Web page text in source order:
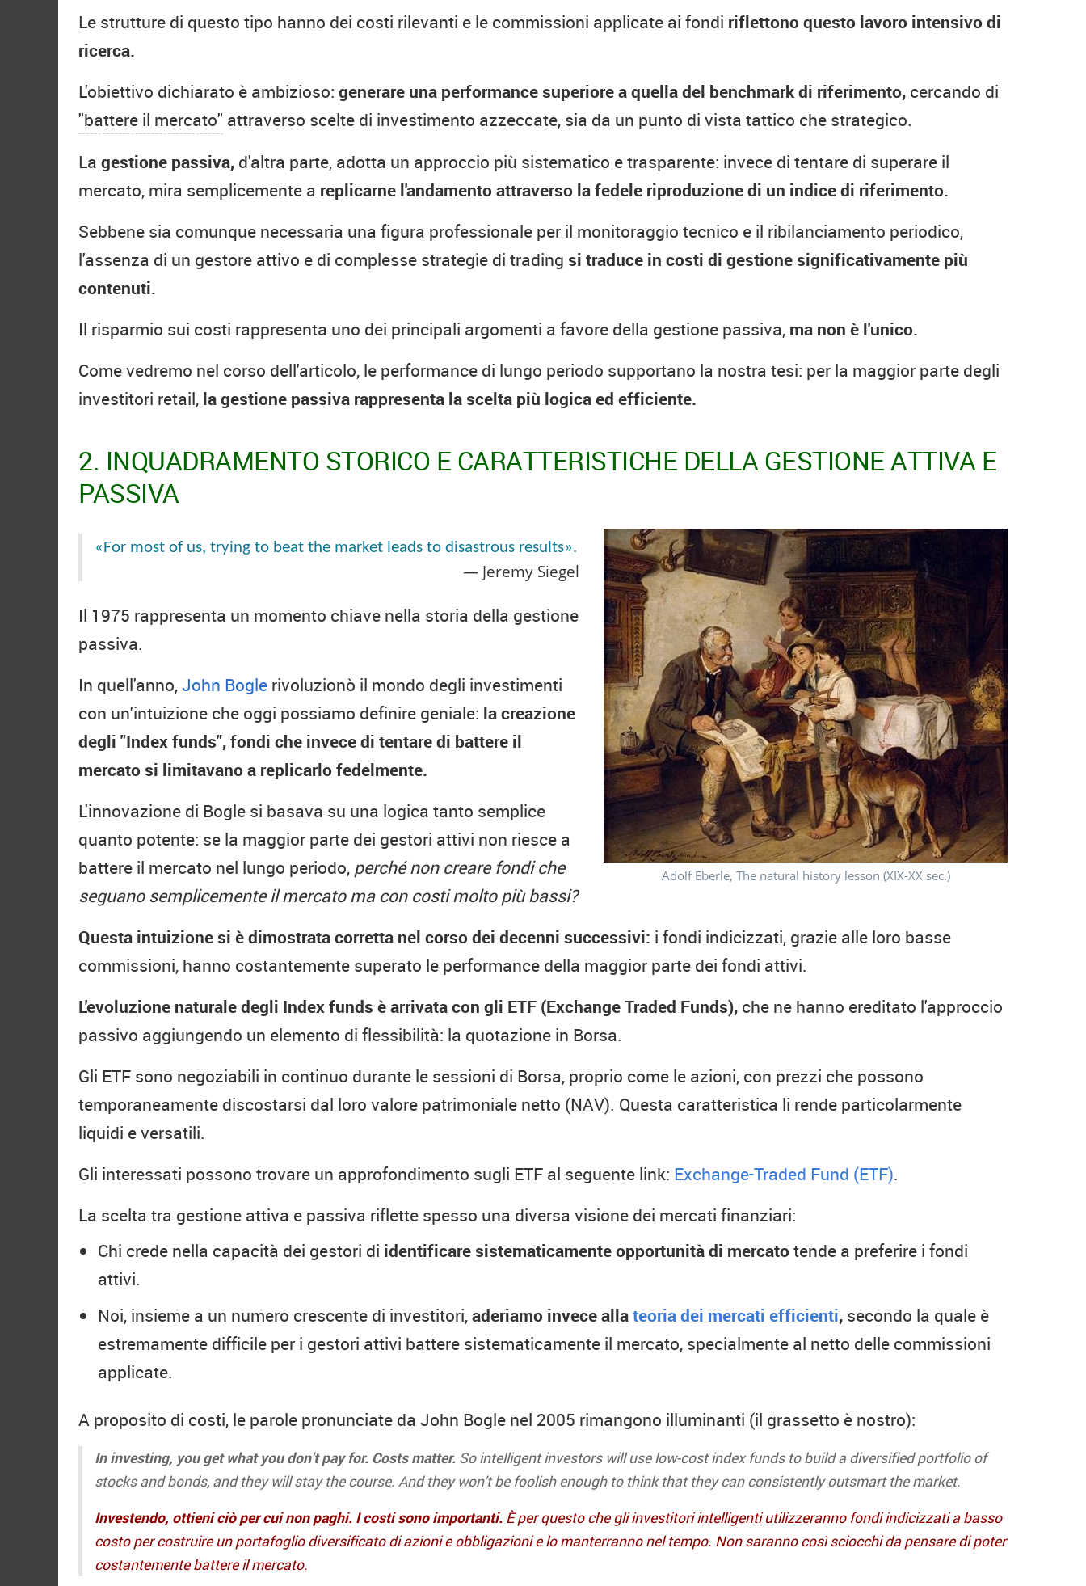
Le strutture di questo tipo hanno dei costi rilevanti e le commissioni applicate ai fondi riflettono questo lavoro intensivo di
ricerca.
L'obiettivo dichiarato è ambizioso: generare una performance superiore a quella del benchmark di riferimento, cercando di
"battere il mercato" attraverso scelte di investimento azzeccate, sia da un punto di vista tattico che strategico.
La gestione passiva, d'altra parte, adotta un approccio più sistematico e trasparente: invece di tentare di superare il
mercato, mira semplicemente a replicarne l'andamento attraverso la fedele riproduzione di un indice di riferimento.
Sebbene sia comunque necessaria una figura professionale per il monitoraggio tecnico e il ribilanciamento periodico,
l'assenza di un gestore attivo e di complesse strategie di trading si traduce in costi di gestione significativamente più
contenuti.
Il risparmio sui costi rappresenta uno dei principali argomenti a favore della gestione passiva, ma non è l'unico.
Come vedremo nel corso dell'articolo, le performance di lungo periodo supportano la nostra tesi: per la maggior parte degli
investitori retail, la gestione passiva rappresenta la scelta più logica ed efficiente.
2. INQUADRAMENTO STORICO E CARATTERISTICHE DELLA GESTIONE ATTIVA E
PASSIVA
Adolf Eberle, The natural history lesson (XIX-XX sec.)
«For most of us, trying to beat the market leads to disastrous results».
Jeremy Siegel
Il 1975 rappresenta un momento chiave nella storia della gestione
passiva.
In quell'anno,John Bogle rivoluzionò il mondo degli investimenti
con un'intuizione che oggi possiamo definire geniale: la creazione
degli "Index funds", fondi che invece di tentare di battere il
mercato si limitavano a replicarlo fedelmente.
L'innovazione di Bogle si basava su una logica tanto semplice
quanto potente: se la maggior parte dei gestori attivi non riesce a
battere il mercato nel lungo periodo, perché non creare fondi che
seguano semplicemente il mercato ma con costi molto più bassi?
Questa intuizione si è dimostrata corretta nel corso dei decenni successivi: i fondi indicizzati, grazie alle loro basse
commissioni, hanno costantemente superato le performance della maggior parte dei fondi attivi.
L'evoluzione naturale degli Index funds è arrivata con gli ETF (Exchange Traded Funds), che ne hanno ereditato l'approccio
passivo aggiungendo un elemento di flessibilità: la quotazione in Borsa.
Gli ETF sono negoziabili in continuo durante le sessioni di Borsa, proprio come le azioni, con prezzi che possono
temporaneamente discostarsi dal loro valore patrimoniale netto (NAV). Questa caratteristica li rende particolarmente
liquidi e versatili.
Gli interessati possono trovare un approfondimento sugli ETF al seguente link: Exchange-Traded Fund (ETF).
La scelta tra gestione attiva e passiva riflette spesso una diversa visione dei mercati finanziari:
Chi crede nella capacità dei gestori di identificare sistematicamente opportunità di mercatotende a preferire i fondi
attivi.
Noi, insieme a un numero crescente di investitori,aderiamo invece allateoria dei mercati efficienti, secondo la quale è
estremamente difficile per i gestori attivi battere sistematicamente il mercato, specialmente al netto delle commissioni
applicate.
A proposito di costi, le parole pronunciate da John Bogle nel 2005 rimangono illuminanti (il grassetto è nostro):
In investing, you get what you don't pay for. Costs matter. So intelligent investors will use low-cost index funds to build a diversified portfolio of
stocks and bonds, and they will stay the course. And they won't be foolish enough to think that they can consistently outsmart the market.
Investendo, ottieni ciò per cui non paghi. I costi sono importanti. È per questo che gli investitori intelligenti utilizzeranno fondi indicizzati a basso
costo per costruire un portafoglio diversificato di azioni e obbligazioni e lo manterranno nel tempo. Non saranno così sciocchi da pensare di poter
costantemente battere il mercato.